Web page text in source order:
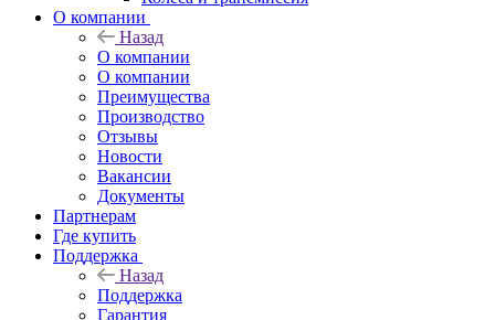
О компании
Назад
О компании
О компании
Преимущества
Производство
Отзывы
Новости
Вакансии
Документы
Партнерам
Где купить
Поддержка
Назад
Поддержка
Гарантия